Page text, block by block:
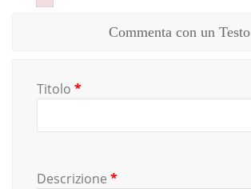
Commenta con un Testo
Titolo *
Descrizione *
Failed to initialize plugin: wplink
Failed to initialize plugin: wplink